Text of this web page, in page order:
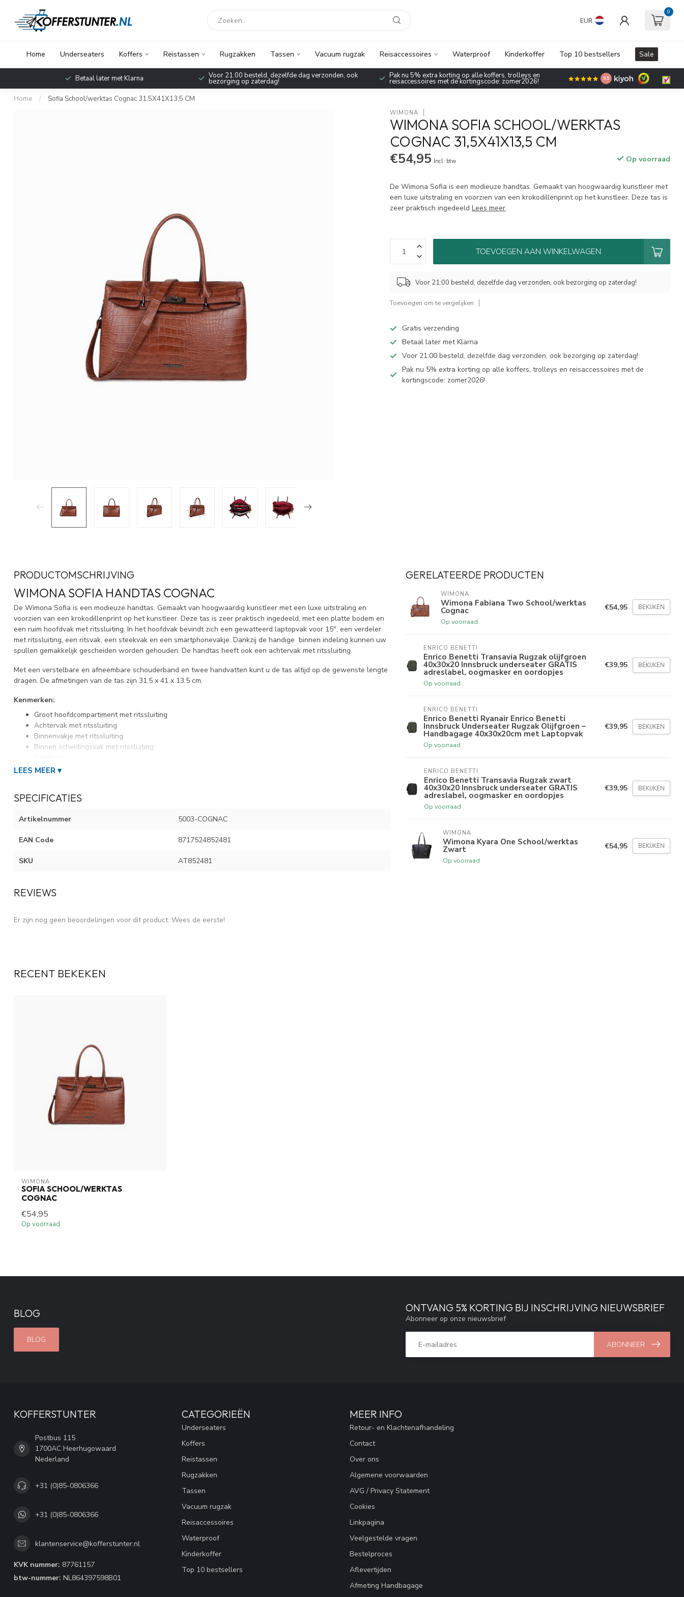
EUR
0
Home Underseaters Koffers Reistassen Rugzakken Tassen Vacuum rugzak Reisaccessoires Waterproof Kinderkoffer Top 10 bestsellers Sale
Betaal later met Klarna Voor 21:00 besteld, dezelfde dag verzonden, ook
bezorging op zaterdag!
Pak nu 5% extra korting op alle koffers, trolleys en
reisaccessoires met de kortingscode: zomer2026! 9.5
Home / Sofia School/werktas Cognac 31,5X41X13,5 CM
WIMONA
WIMONA SOFIA SCHOOL/WERKTAS
COGNAC 31,5X41X13,5 CM
€54,95 Incl. btw Op voorraad
De Wimona Sofia is een modieuze handtas. Gemaakt van hoogwaardig kunstleer met
een luxe uitstraling en voorzien van een krokodillenprint op het kunstleer. Deze tas is
zeer praktisch ingedeeldLees meer.
TOEVOEGEN AAN WINKELWAGEN
Voor 21:00 besteld, dezelfde dag verzonden, ook bezorging op zaterdag!
Toevoegen om te vergelijken
Gratis verzending
Betaal later met Klarna
Voor 21:00 besteld, dezelfde dag verzonden, ook bezorging op zaterdag!
Pak nu 5% extra korting op alle koffers, trolleys en reisaccessoires met de
kortingscode: zomer2026!
PRODUCTOMSCHRIJVING
WIMONA SOFIA HANDTAS COGNAC
De Wimona Sofia is een modieuze handtas. Gemaakt van hoogwaardig kunstleer met een luxe uitstraling en
voorzien van een krokodillenprint op het kunstleer. Deze tas is zeer praktisch ingedeeld, met een platte bodem en
een ruim hoofdvak met ritssluiting. In het hoofdvak bevindt zich een gewatteerd laptopvak voor 15", een verdeler
met ritssluiting, een ritsvak, een steekvak en een smartphonevakje. Dankzij de handige binnen indeling kunnen uw
spullen gemakkelijk gescheiden worden gehouden. De handtas heeft ook een achtervak met ritssluiting.
Met een verstelbare en afneembare schouderband en twee handvatten kunt u de tas altijd op de gewenste lengte
dragen. De afmetingen van de tas zijn 31.5 x 41 x 13.5 cm.
Kenmerken:
Groot hoofdcompartiment met ritssluiting
Achtervak met ritssluiting
Binnenvakje met ritssluiting
Binnen scheidingsvak met ritssluiting
Binnen smartphonevakje
Twee stevige handvatten
Vervaardigd van hoogwaardig kunstleer
Wij zijn officieel dealer van Wimona, u kunt voor de volledige garantie bij ons terecht.
LEES MEER ▾
SPECIFICATIES
Artikelnummer 5003-COGNAC
EAN Code 8717524852481
SKU AT852481
REVIEWS
Er zijn nog geen beoordelingen voor dit product. Wees de eerste!
GERELATEERDE PRODUCTEN
WIMONA
Wimona Fabiana Two School/werktas
Cognac
Op voorraad
€54,95 BEKIJKEN
ENRICO BENETTI
Enrico Benetti Transavia Rugzak olijfgroen
40x30x20 Innsbruck underseater GRATIS
adreslabel, oogmasker en oordopjes
Op voorraad
€39,95 BEKIJKEN
ENRICO BENETTI
Enrico Benetti Ryanair Enrico Benetti
Innsbruck Underseater Rugzak Olijfgroen –
Handbagage 40x30x20cm met Laptopvak
Op voorraad
€39,95 BEKIJKEN
ENRICO BENETTI
Enrico Benetti Transavia Rugzak zwart
40x30x20 Innsbruck underseater GRATIS
adreslabel, oogmasker en oordopjes
Op voorraad
€39,95 BEKIJKEN
WIMONA
Wimona Kyara One School/werktas
Zwart
Op voorraad
€54,95 BEKIJKEN
RECENT BEKEKEN
WIMONA
SOFIA SCHOOL/WERKTAS
COGNAC
€54,95
Op voorraad
BLOG
BLOG
ONTVANG 5% KORTING BIJ INSCHRIJVING NIEUWSBRIEF
Abonneer op onze nieuwsbrief
ABONNEER
KOFFERSTUNTER
Postbus 115
1700AC Heerhugowaard
Nederland
+31 (0)85-0806366
+31 (0)85-0806366
klantenservice@kofferstunter.nl
KVK nummer: 87761157
btw-nummer: NL864397598B01
CATEGORIEËN
Underseaters
Koffers
Reistassen
Rugzakken
Tassen
Vacuum rugzak
Reisaccessoires
Waterproof
Kinderkoffer
Top 10 bestsellers
MEER INFO
Retour- en Klachtenafhandeling
Contact
Over ons
Algemene voorwaarden
AVG / Privacy Statement
Cookies
Linkpagina
Veelgestelde vragen
Bestelproces
Aflevertijden
Afmeting Handbagage